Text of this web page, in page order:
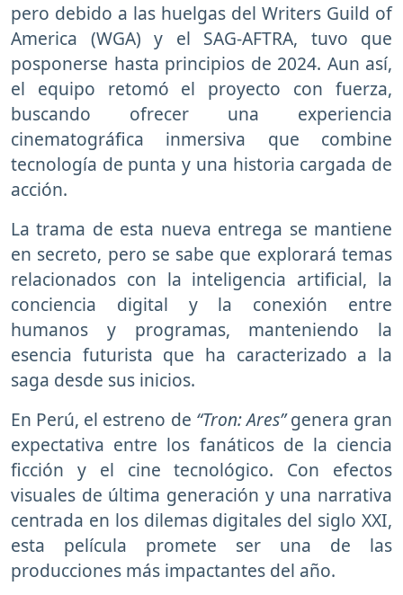
pero debido a las huelgas del Writers Guild of
America (WGA) y el SAG-AFTRA, tuvo que
posponerse hasta principios de 2024. Aun así,
el equipo retomó el proyecto con fuerza,
buscando ofrecer una experiencia
cinematográfica inmersiva que combine
tecnología de punta y una historia cargada de
acción.
La trama de esta nueva entrega se mantiene
en secreto, pero se sabe que explorará temas
relacionados con la inteligencia artificial, la
conciencia digital y la conexión entre
humanos y programas, manteniendo la
esencia futurista que ha caracterizado a la
saga desde sus inicios.
En Perú, el estreno de “Tron: Ares”genera gran
expectativa entre los fanáticos de la ciencia
ficción y el cine tecnológico. Con efectos
visuales de última generación y una narrativa
centrada en los dilemas digitales del siglo XXI,
esta película promete ser una de las
producciones más impactantes del año.